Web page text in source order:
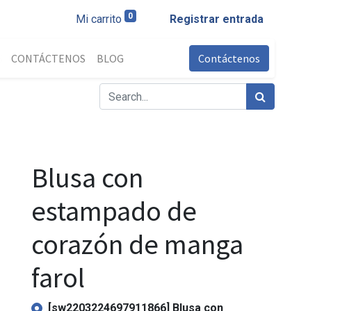
Mi carrito 0 Registrar entrada
CONTÁCTENOS BLOG Contáctenos
Blusa con
estampado de
corazón de manga
farol
[sw2203224697911866] Blusa con